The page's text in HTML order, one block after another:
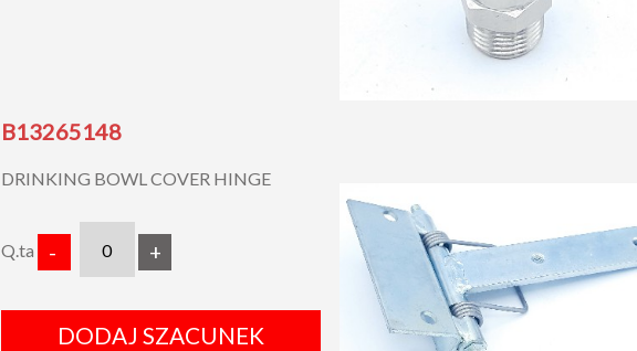
B13265148
DRINKING BOWL COVER HINGE
Q.ta - +
DODAJ SZACUNEK